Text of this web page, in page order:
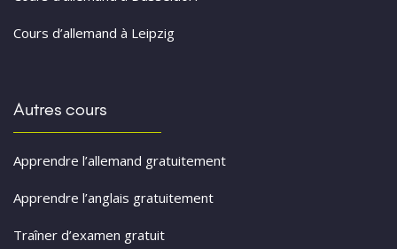
Cours d’allemand à Leipzig
Autres cours
Apprendre l’allemand gratuitement
Apprendre l’anglais gratuitement
Traîner d’examen gratuit